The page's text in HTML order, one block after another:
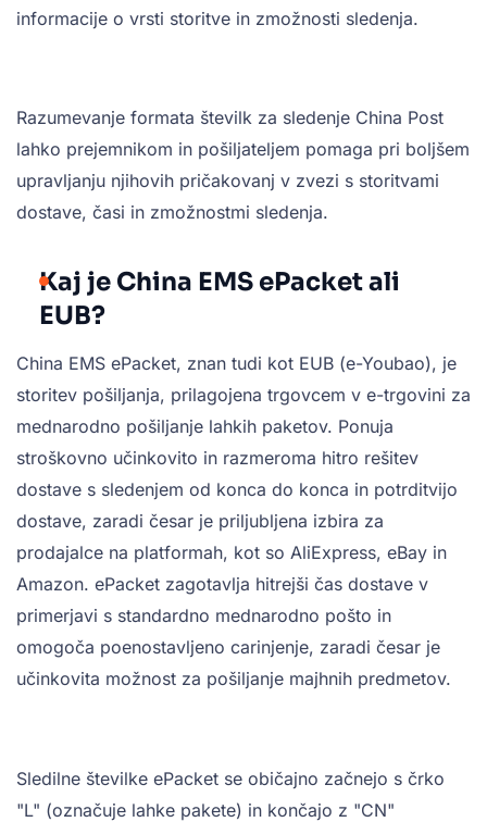
informacije o vrsti storitve in zmožnosti sledenja.
Razumevanje formata številk za sledenje China Post
lahko prejemnikom in pošiljateljem pomaga pri boljšem
upravljanju njihovih pričakovanj v zvezi s storitvami
dostave, časi in zmožnostmi sledenja.
Kaj je China EMS ePacket ali
EUB?
China EMS ePacket, znan tudi kot EUB (e-Youbao), je
storitev pošiljanja, prilagojena trgovcem v e-trgovini za
mednarodno pošiljanje lahkih paketov. Ponuja
stroškovno učinkovito in razmeroma hitro rešitev
dostave s sledenjem od konca do konca in potrditvijo
dostave, zaradi česar je priljubljena izbira za
prodajalce na platformah, kot so AliExpress, eBay in
Amazon. ePacket zagotavlja hitrejši čas dostave v
primerjavi s standardno mednarodno pošto in
omogoča poenostavljeno carinjenje, zaradi česar je
učinkovita možnost za pošiljanje majhnih predmetov.
Sledilne številke ePacket se običajno začnejo s črko
"L" (označuje lahke pakete) in končajo z "CN"